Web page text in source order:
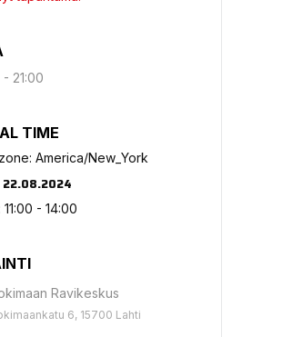
- 21:00
TIME
America/New_York
22.08.2024
11:00 - 14:00
Ravikeskus
6, 15700 Lahti